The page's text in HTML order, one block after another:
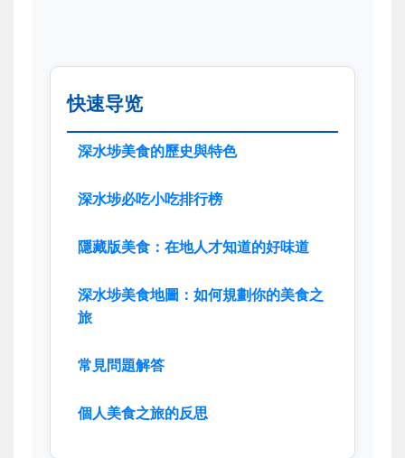
快速导览
深水埗美食的歷史與特色
深水埗必吃小吃排行榜
隱藏版美食：在地人才知道的好味道
深水埗美食地圖：如何規劃你的美食之
旅
常見問題解答
個人美食之旅的反思